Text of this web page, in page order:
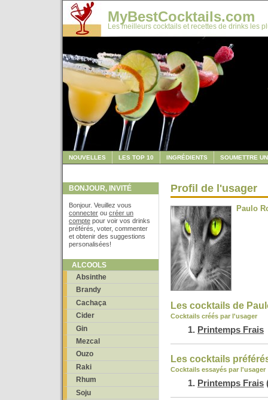
MyBestCocktails.com
Les meilleurs cocktails et recettes de drinks les
NOUVELLES LES TOP 10 INGRÉDIENTS SOUMETTRE
BONJOUR, INVITÉ
Bonjour. Veuillez vous
connecter ou créer un
compte pour voir vos drinks
préférés, voter, commenter
et obtenir des suggestions
personalisées!
ALCOOLS
Absinthe
Brandy
Cachaça
Cider
Gin
Mezcal
Ouzo
Raki
Rhum
Soju
Profil de l'usager
Paulo
Les cocktails de
Cocktails créés par l'usager
Printemps Frais
Les cocktails
Cocktails essayés par l'usager
Printemps Frais